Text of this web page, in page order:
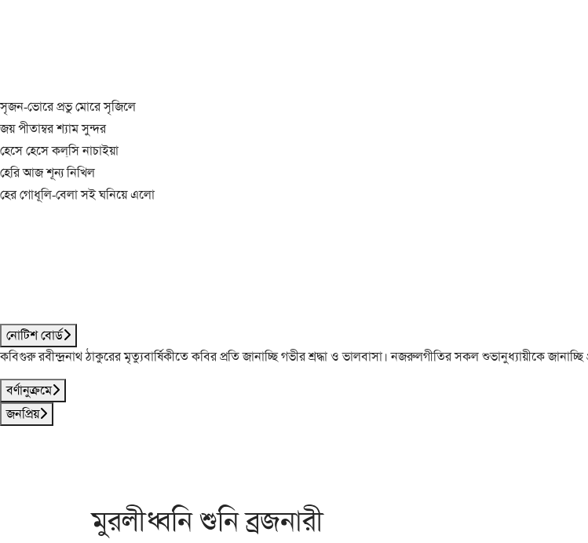
সৃজন-ভোরে প্রভু মোরে সৃজিলে
জয় পীতাম্বর শ্যাম সুন্দর
হেসে হেসে কল্‌সি নাচাইয়া
হেরি আজ শূন্য নিখিল
হের গোধূলি-বেলা সই ঘনিয়ে এলো
নোটিশ বোর্ড
কবিগুরু রবীন্দ্রনাথ ঠাকুরের মৃত্যুবার্ষিকীতে কবির প্রতি জানাচ্ছি গভীর শ্রদ্ধা ও ভালবাসা। নজরুলগীতির সকল শুভানুধ্যায়ীকে
বর্ণানুক্রমে
জনপ্রিয়
মুরলীধ্বনি শুনি ব্রজনারী